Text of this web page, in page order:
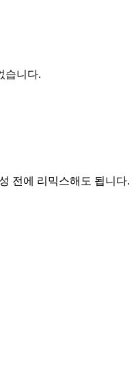
습니다.
전에 리믹스해도 됩니다.